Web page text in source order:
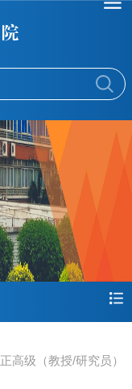
正高级（教授/研究员）